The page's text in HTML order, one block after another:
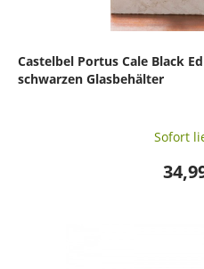
Castelbel Portus Cale Black
schwarzen Glasbehälter
Sofort